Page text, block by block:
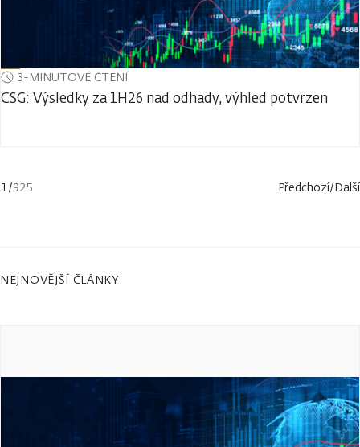
3-MINUTOVÉ ČTENÍ
CSG: Výsledky za 1H26 nad odhady, výhled potvrzen
1/925 Předchozí/Další
NEJNOVĚJŠÍ ČLÁNKY